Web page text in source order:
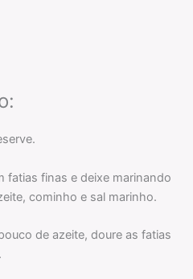
fatias finas e deixe marinando
cominho e sal marinho.
de azeite, doure as fatias